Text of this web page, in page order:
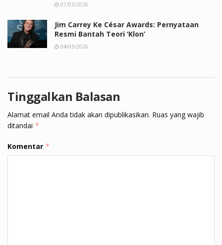
07/03/2026
Jim Carrey Ke César Awards: Pernyataan
Resmi Bantah Teori ‘Klon’
04/03/2026
Tinggalkan Balasan
Alamat email Anda tidak akan dipublikasikan. Ruas yang wajib
ditandai *
Komentar *